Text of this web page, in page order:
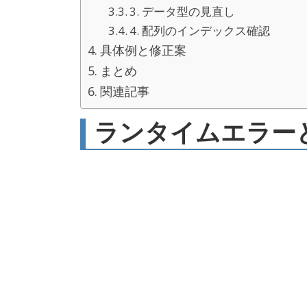
3. データ型の見直し
4. 配列のインデックス確認
具体例と修正案
まとめ
関連記事
ランタイムエラー